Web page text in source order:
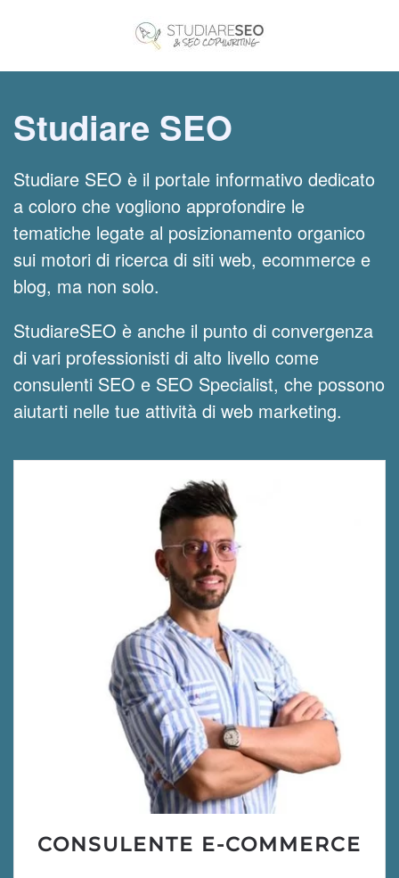
Skip to main content
Studiare SEO
Studiare SEO è il portale informativo dedicato
a coloro che vogliono approfondire le
tematiche legate al posizionamento organico
sui motori di ricerca di siti web, ecommerce e
blog, ma non solo.
StudiareSEO è anche il punto di convergenza
di vari professionisti di alto livello come
consulenti SEO e SEO Specialist, che possono
aiutarti nelle tue attività di web marketing.
CONSULENTE E-COMMERCE